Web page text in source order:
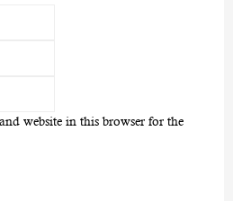
website in this browser for the